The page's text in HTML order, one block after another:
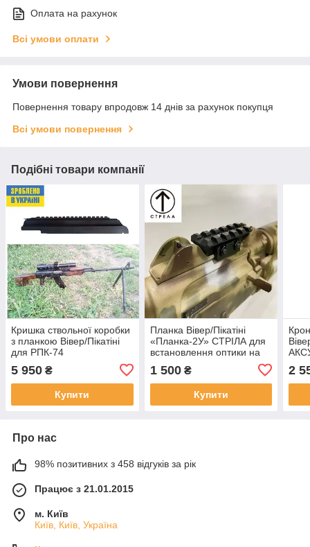
Оплата на рахунок
Всі умови оплати
Умови повернення
Повернення товару впродовж 14 днів за рахунок покупця
Всі умови повернення
Подібні товари компанії
Кришка ствольної коробки
з планкою Вівер/Пікатіні
для РПК-74
5 950 ₴
Купити
Планка Вівер/Пікатіні
«Планка-2У» СТРІЛА для
встановлення оптики на
1 500₴
Купити
2
Про нас
98% позитивних з 458 відгуків за рік
Працює з 21.01.2015
м. Київ
Київ, Київ, Україна